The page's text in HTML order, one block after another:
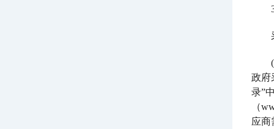
政府
录”
（
应商